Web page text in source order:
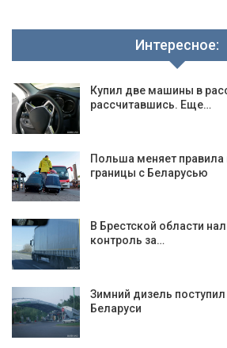
Интересное:
Купил две машины в
рассчитавшись. Еще…
Польша меняет правила
границы с Беларусью
В Брестской области
контроль за…
Зимний дизель поступил
Беларуси